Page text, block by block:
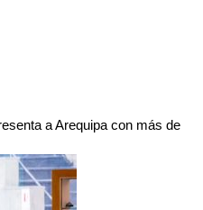
a Arequipa con más de